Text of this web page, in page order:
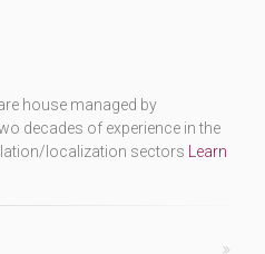
house managed by
decades of experience in the
localization sectors
Learn